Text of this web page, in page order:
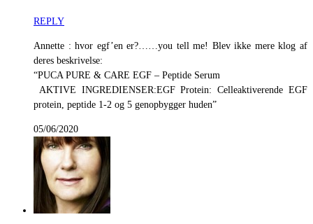
REPLY
Annette : hvor egf’en er?……you tell me! Blev ikke mere klog af
deres beskrivelse:
“PUCA PURE & CARE EGF – Peptide Serum
AKTIVE INGREDIENSER:EGF Protein: Celleaktiverende EGF
protein, peptide 1-2 og 5 genopbygger huden”
05/06/2020